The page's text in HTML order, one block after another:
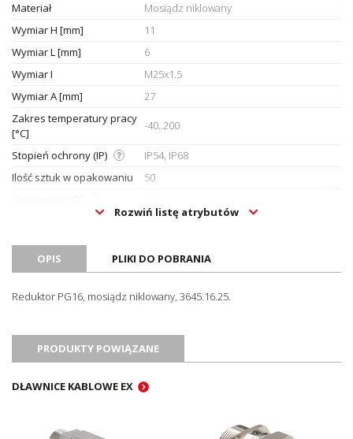
Materiał
Mosiądz niklowany
Wymiar H [mm]
11
Wymiar L [mm]
6
Wymiar I
M25x1.5
Wymiar A [mm]
27
Zakres temperatury pracy
[°C]
-40..200
Stopień ochrony (IP)
IP54, IP68
Ilość sztuk w opakowaniu
50
Certyfikat ATEX
Certyfikat RoHS
Tak
Rozwiń listę atrybutów
OPIS PLIKI DO POBRANIA
Reduktor PG16, mosiądz niklowany, 3645.16.25.
PRODUKTY POWIĄZANE
DŁAWNICE KABLOWE EX